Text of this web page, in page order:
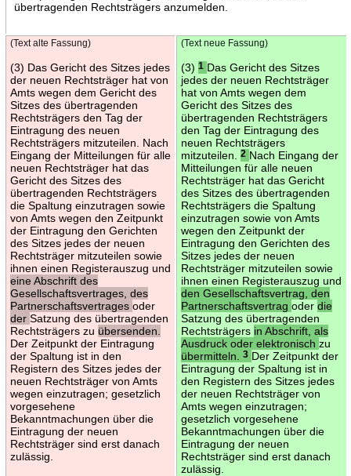
übertragenden Rechtsträgers anzumelden.
(Text alte Fassung)
(3) Das Gericht des Sitzes jedes
der neuen Rechtsträger hat von
Amts wegen dem Gericht des
Sitzes des übertragenden
Rechtsträgers den Tag der
Eintragung des neuen
Rechtsträgers mitzuteilen. Nach
Eingang der Mitteilungen für alle
neuen Rechtsträger hat das
Gericht des Sitzes des
übertragenden Rechtsträgers
die Spaltung einzutragen sowie
von Amts wegen den Zeitpunkt
der Eintragung den Gerichten
des Sitzes jedes der neuen
Rechtsträger mitzuteilen sowie
ihnen einen Registerauszug und
eine Abschrift des
Gesellschaftsvertrages, des
Partnerschaftsvertrages oder
der Satzung des übertragenden
Rechtsträgers zu übersenden.
Der Zeitpunkt der Eintragung
der Spaltung ist in den
Registern des Sitzes jedes der
neuen Rechtsträger von Amts
wegen einzutragen; gesetzlich
vorgesehene
Bekanntmachungen über die
Eintragung der neuen
Rechtsträger sind erst danach
zulässig.
(Text neue Fassung)
(3) 1 Das Gericht des Sitzes
jedes der neuen Rechtsträger
hat von Amts wegen dem
Gericht des Sitzes des
übertragenden Rechtsträgers
den Tag der Eintragung des
neuen Rechtsträgers
mitzuteilen.
2 Nach Eingang der
Mitteilungen für alle neuen
Rechtsträger hat das Gericht
des Sitzes des übertragenden
Rechtsträgers die Spaltung
einzutragen sowie von Amts
wegen den Zeitpunkt der
Eintragung den Gerichten des
Sitzes jedes der neuen
Rechtsträger mitzuteilen sowie
ihnen einen Registerauszug und
den Gesellschaftsvertrag, den
Partnerschaftsvertrag oder die
Satzung des übertragenden
Rechtsträgers in Abschrift, als
Ausdruck oder elektronisch zu
übermitteln.
3 Der Zeitpunkt der
Eintragung der Spaltung ist in
den Registern des Sitzes jedes
der neuen Rechtsträger von
Amts wegen einzutragen;
gesetzlich vorgesehene
Bekanntmachungen über die
Eintragung der neuen
Rechtsträger sind erst danach
zulässig.